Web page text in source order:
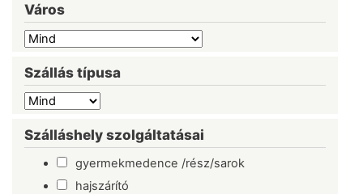
Város
Szállás típusa
Szálláshely szolgáltatásai
gyermekmedence /rész/sarok
hajszárító